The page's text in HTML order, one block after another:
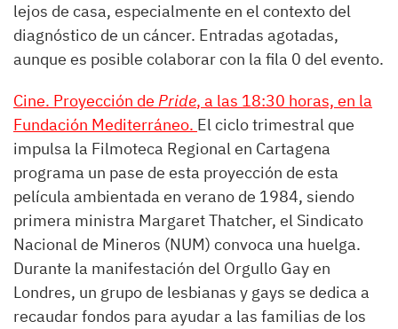
lejos de casa, especialmente en el contexto del
diagnóstico de un cáncer. Entradas agotadas,
aunque es posible colaborar con la fila 0 del evento.
Cine. Proyección de Pride, a las 18:30 horas, en la
Fundación Mediterráneo. El ciclo trimestral que
impulsa la Filmoteca Regional en Cartagena
programa un pase de esta proyección de esta
película ambientada en verano de 1984, siendo
primera ministra Margaret Thatcher, el Sindicato
Nacional de Mineros (NUM) convoca una huelga.
Durante la manifestación del Orgullo Gay en
Londres, un grupo de lesbianas y gays se dedica a
recaudar fondos para ayudar a las familias de los